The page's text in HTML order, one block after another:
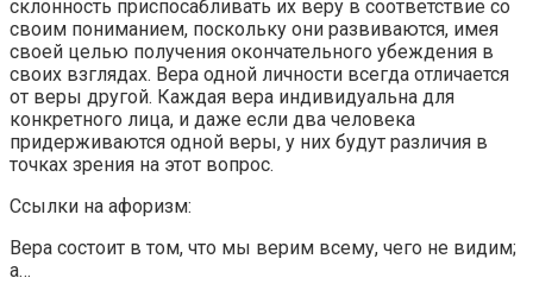
склонность приспосабливать их веру в соответствие со
своим пониманием, поскольку они развиваются, имея
своей целью получения окончательного убеждения в
своих взглядах. Вера одной личности всегда отличается
от веры другой. Каждая вера индивидуальна для
конкретного лица, и даже если два человека
придерживаются одной веры, у них будут различия в
точках зрения на этот вопрос.
Ссылки на афоризм:
Вера состоит в том, что мы верим всему, чего не видим;
а…